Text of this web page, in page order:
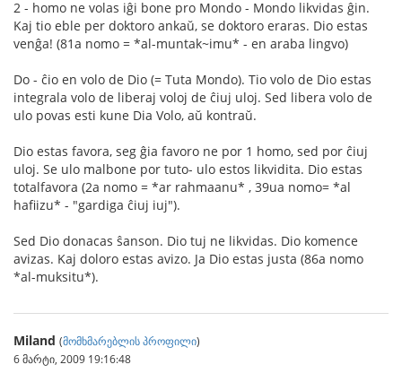
2 - homo ne volas iĝi bone pro Mondo - Mondo likvidas ĝin.
Kaj tio eble per doktoro ankaŭ, se doktoro eraras. Dio estas
venĝа! (81a nomo = *al-muntak~imu* - en araba lingvo)
Do - ĉio en volo de Dio (= Tuta Mondo). Tio volo de Dio estas
integrala volo de liberaj voloj de ĉiuj uloj. Sed libera volo de
ulo povas esti kune Dia Volo, aŭ kontraŭ.
Dio estas favora, seg ĝia favoro ne por 1 homo, sed por ĉiuj
uloj. Se ulo malbone por tuto- ulo estos likvidita. Dio estas
totalfavora (2a nomo = *ar rahmaanu* , 39ua nomo= *al
hafiizu* - "gardiga ĉiuj iuj").
Sed Dio donacas ŝanson. Dio tuj ne likvidas. Dio komence
avizas. Kaj doloro estas avizo. Ja Dio estas justa (86a nomo
*al-muksitu*).
Miland (მომხმარებლის პროფილი)
6 მარტი, 2009 19:16:48